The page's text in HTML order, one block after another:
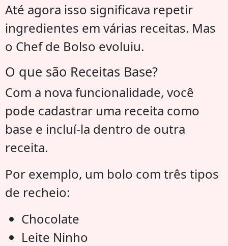
Até agora isso significava repetir
ingredientes em várias receitas. Mas
o Chef de Bolso evoluiu.
O que são Receitas Base?
Com a nova funcionalidade, você
pode cadastrar uma receita como
base e incluí-la dentro de outra
receita.
Por exemplo, um bolo com três tipos
de recheio:
Chocolate
Leite Ninho